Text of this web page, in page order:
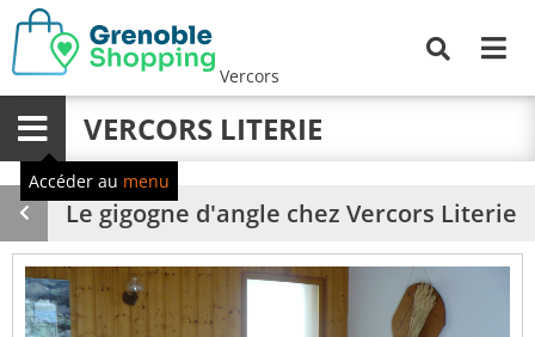
Vercors
Menu VERCORS LITERIE
Accéder au menu
Produit
précédent
Le gigogne d'angle chez Vercors Literie